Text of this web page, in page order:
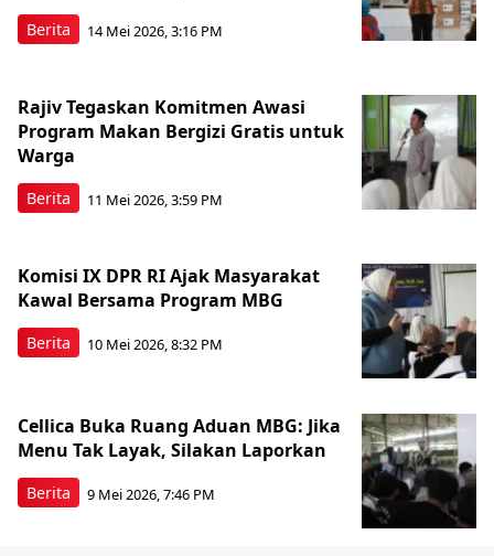
Berita 14 Mei 2026, 3:16 PM
Berita
Rajiv Tegaskan Komitmen Awasi
Program Makan Bergizi Gratis untuk
Warga
11 Mei 2026, 3:59 PM
Berita
Komisi IX DPR RI Ajak Masyarakat
Kawal Bersama Program MBG
10 Mei 2026, 8:32 PM
Berita
Cellica Buka Ruang Aduan MBG: Jika
Menu Tak Layak, Silakan Laporkan
9 Mei 2026, 7:46 PM